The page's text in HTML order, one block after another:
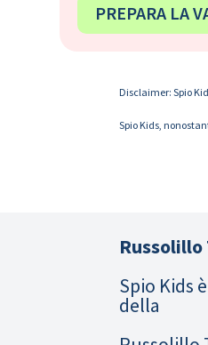
PREPARA LA
Disclaimer: Spio
Spio Kids,
Russolillo
Spio Kids
della